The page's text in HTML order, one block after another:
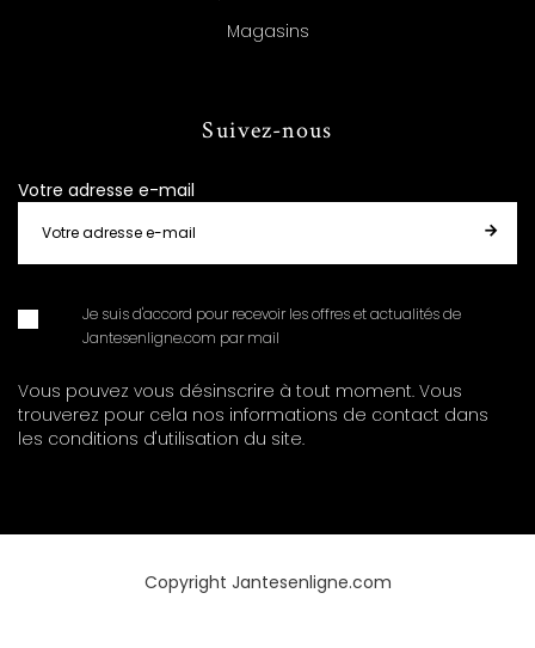
Magasins
Suivez-nous
Votre adresse e-mail
Je suis d'accord pour recevoir les offres et actualités de
Jantesenligne.com par mail
Vous pouvez vous désinscrire à tout moment. Vous
trouverez pour cela nos informations de contact dans
les conditions d'utilisation du site.
Copyright Jantesenligne.com